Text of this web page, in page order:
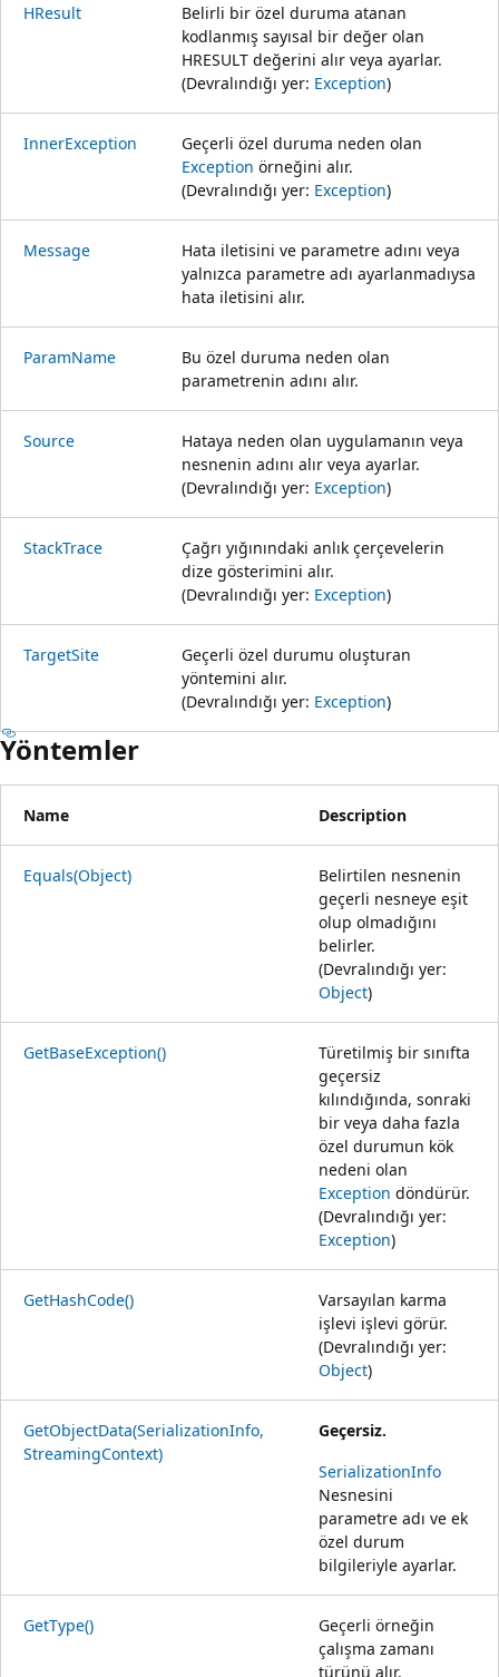
HResult
Belirli bir özel duruma atanan
kodlanmış sayısal bir değer olan
HRESULT değerini alır veya ayarlar.
(Devralındığı yer: Exception)
InnerException
Geçerli özel duruma neden olan
Exception örneğini alır.
(Devralındığı yer: Exception)
Message
Hata iletisini ve parametre adını veya
yalnızca parametre adı ayarlanmadıysa
hata iletisini alır.
ParamName
Bu özel duruma neden olan
parametrenin adını alır.
Source
Hataya neden olan uygulamanın veya
nesnenin adını alır veya ayarlar.
(Devralındığı yer: Exception)
StackTrace
Çağrı yığınındaki anlık çerçevelerin
dize gösterimini alır.
(Devralındığı yer: Exception)
TargetSite
Geçerli özel durumu oluşturan
yöntemini alır.
(Devralındığı yer: Exception)
Yöntemler
Name Description
Equals(Object)
Belirtilen nesnenin
geçerli nesneye eşit
olup olmadığını
belirler.
(Devralındığı yer:
Object)
GetBaseException()
Türetilmiş bir sınıfta
geçersiz
kılındığında, sonraki
bir veya daha fazla
özel durumun kök
nedeni olan
Exception döndürür.
(Devralındığı yer:
Exception)
GetHashCode()
Varsayılan karma
işlevi işlevi görür.
(Devralındığı yer:
Object)
GetObjectData(SerializationInfo,
StreamingContext)
Geçersiz.
SerializationInfo
Nesnesini
parametre adı ve ek
özel durum
bilgileriyle ayarlar.
GetType()
Geçerli örneğin
çalışma zamanı
türünü alır.